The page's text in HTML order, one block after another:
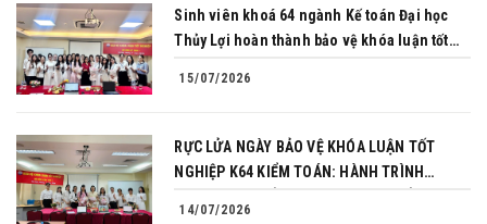
Sinh viên khoá 64 ngành Kế toán Đại học
Thủy Lợi hoàn thành bảo vệ khóa luận tốt
15/07/2026
RỰC LỬA NGÀY BẢO VỆ KHÓA LUẬN TỐT
NGHIỆP K64 KIỂM TOÁN: HÀNH TRÌNH
14/07/2026